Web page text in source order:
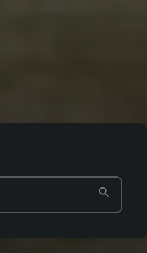
search